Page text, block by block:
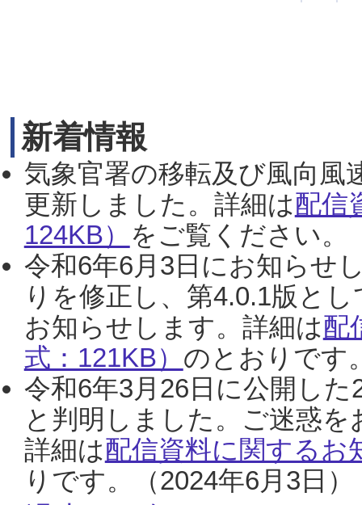
新着情報
気象官署の移転及び風向風
更新しました。詳細は配信
124KB） をご覧ください。
令和6年6月3日にお知らせ
りを修正し、第4.0.1版と
お知らせします。詳細は配
式：121KB） のとおりです
令和6年3月26日に公開し
と判明しました。ご迷惑
詳細は配信資料に関するお
りです。（2024年6月3日）